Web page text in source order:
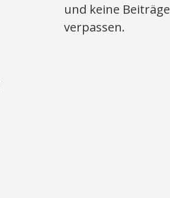
und keine Beiträge
verpassen.